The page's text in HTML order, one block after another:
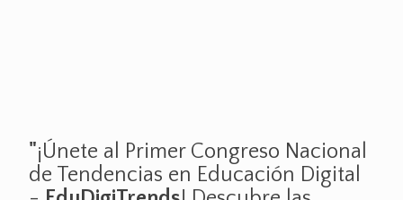
"¡Únete al Primer Congreso Nacional
de Tendencias en Educación Digital